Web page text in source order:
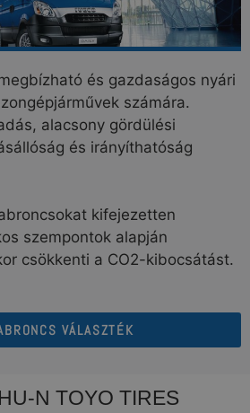
és gazdaságos nyári
számára.
alacsony gördülési
és irányíthatóság
kifejezetten
szempontok alapján
csökkenti a CO2-kibocsátást.
VÁLASZTÉK
N TOYO TIRES